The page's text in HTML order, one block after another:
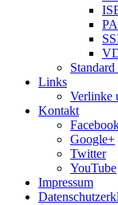
Links
Verlinke
Kontakt
Google+
Twitter
YouTube
Impressum